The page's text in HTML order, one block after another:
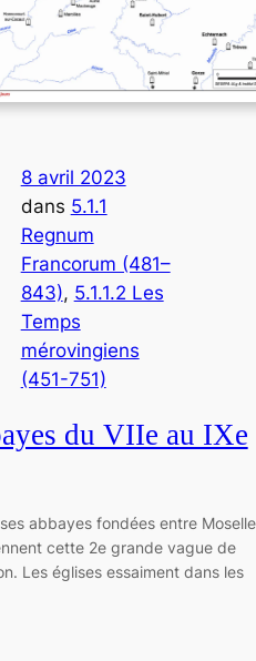
8 avril 2023
dans 5.1.1
Regnum
Francorum (481–
843), 5.1.1.2 Les
Temps
mérovingiens
(451-751)
du VIIe au IXe
abbayes fondées entre
cette 2e grande vague de
Les églises essaiment dans les